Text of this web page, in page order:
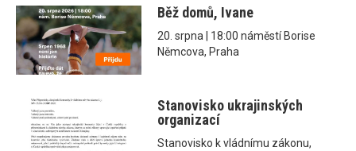
Běž domů, Ivane
20. srpna | 18:00 náměstí Borise
Němcova, Praha
Stanovisko ukrajinských
organizací
Stanovisko k vládnímu zákonu,